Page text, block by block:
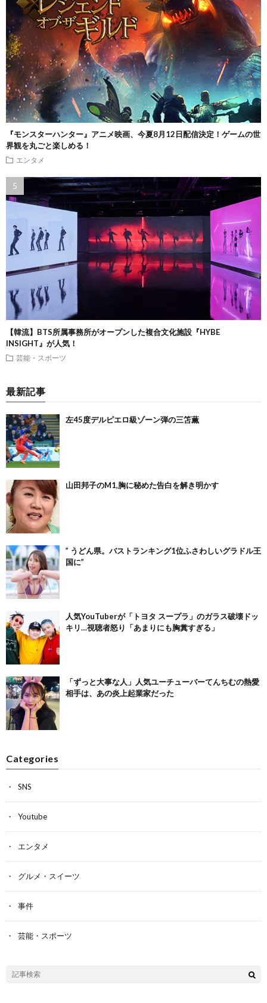
『モンスターハンター』アニメ映画、今夏8月12日配信決定！ゲームの世
界観を丸ごと楽しめる！
エンタメ
【韓流】BTS所属事務所がオープンした複合文化施設『HYBE
INSIGHT』が人気！
芸能・スポーツ
最新記事
左45度デルピエロ級ゾーン弾の三笘薫
山田邦子のM1,胸に秘めた告白を解き明かす
” うどん県。バストランキング1位ふさわしいグラドル王
国に”
人気YouTuberが「トヨタ スープラ」のガラス破壊ドッ
キリ…視聴者怒り「あまりにも胸糞すぎる」
「ずっと大事な人」人気ユーチューバーてんちむの熱愛
相手は、あの炎上起業家だった
Categories
SNS
Youtube
エンタメ
グルメ・スイーツ
事件
芸能・スポーツ